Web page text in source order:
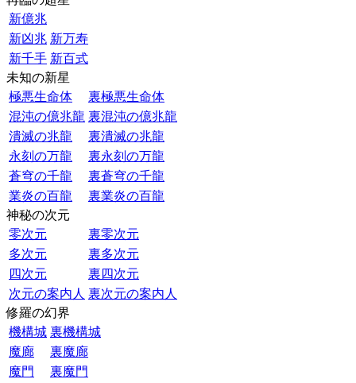
新億兆
新凶兆 新万寿
新千手 新百式
未知の新星
極悪生命体
裏極悪生命体
混沌の億兆龍 裏混沌の億兆龍
潰滅の兆龍
裏潰滅の兆龍
永刻の万龍
裏永刻の万龍
蒼穹の千龍
裏蒼穹の千龍
業炎の百龍
裏業炎の百龍
神秘の次元
零次元
裏零次元
多次元
裏多次元
四次元
裏四次元
次元の案内人 裏次元の案内人
修羅の幻界
機構城 裏機構城
魔廊
裏魔廊
魔門
裏魔門